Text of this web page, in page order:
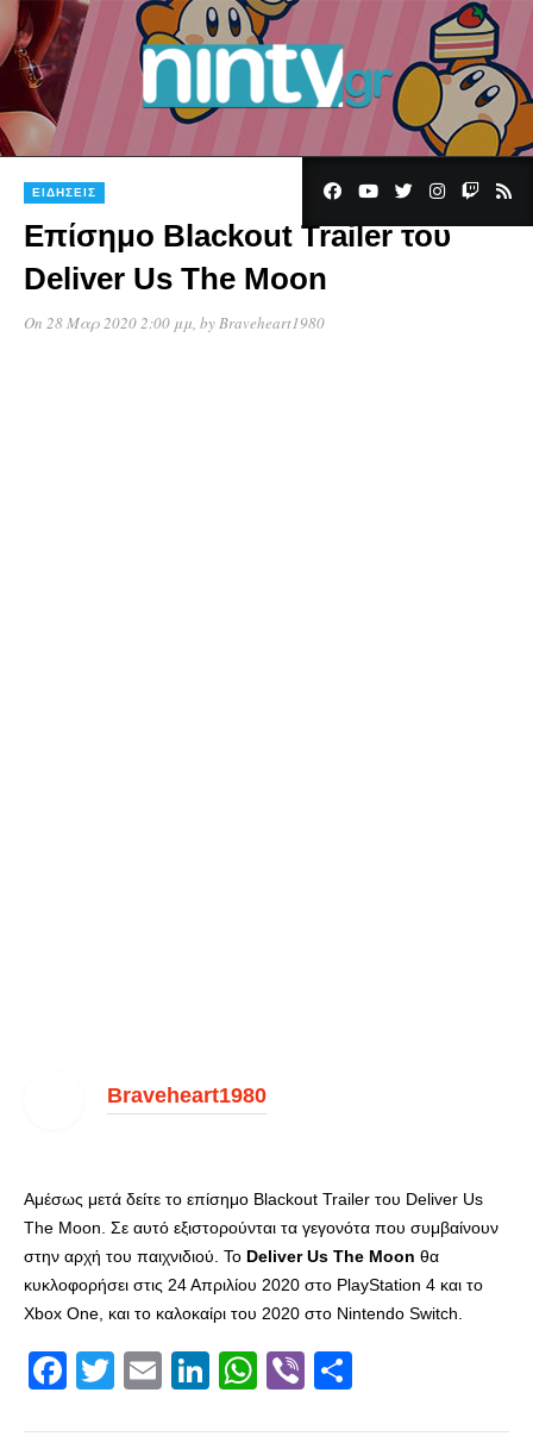
ΕΙΔΉΣΕΙΣ
Επίσημο Βlackout Trailer του
Deliver Us The Moon
On 28 Μαρ 2020 2:00 μμ, byBraveheart1980
Braveheart1980
Αμέσως μετά δείτε το επίσημο Βlackout Trailer του Deliver Us
The Moon. Σε αυτό εξιστορούνται τα γεγονότα που συμβαίνουν
στην αρχή του παιχνιδιού. Το Deliver Us The Moon θα
κυκλοφορήσει στις 24 Απριλίου 2020 στο PlayStation 4 και το
Xbox One, και το καλοκαίρι του 2020 στο Nintendo Switch.
Facebook
Twitter
EmailLinkedIn
WhatsApp
Viber